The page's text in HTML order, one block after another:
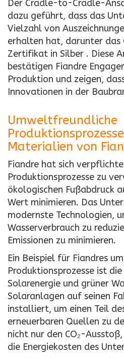
Der Cradle-to-Cradle-
dazu geführt, dass das
Vielzahl von
erhalten hat, darunter
Zertifikat in Silber . Diese
bestätigen Fiandre
Produktion und zeigen,
Innovationen in der
Umweltfreundliche
Materialien von
Fiandre hat sich
Produktionsprozesse zu
ökologischen Fußabdruck
Wert minimieren. Das
modernste Technologien,
Wasserverbrauch zu
Emissionen zu minimieren.
Ein Beispiel für Fiandres
Produktionsprozesse ist
Solarenergie und grüner
Solaranlagen auf seinen
installiert, um einen Teil
erneuerbaren Quellen zu
nicht nur den CO₂-
die Energiekosten des